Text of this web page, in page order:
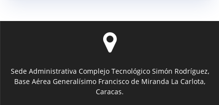
Sede Administrativa Complejo Tecnológico Simón Rodríguez,
Base Aérea Generalísimo Francisco de Miranda La Carlota,
Caracas.